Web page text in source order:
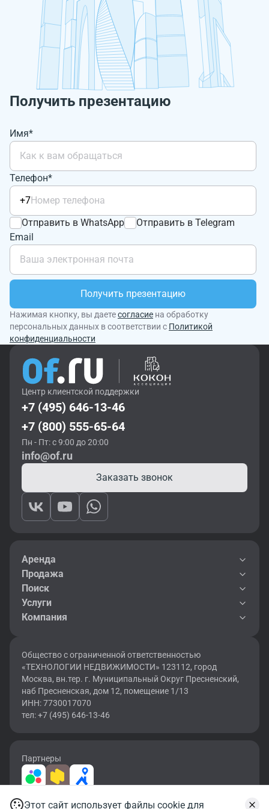
Получить презентацию
Имя*
Телефон*
+7
Отправить в WhatsApp
Отправить в Telegram
Email
Получить презентацию
Нажимая кнопку, вы даетесогласие на обработку
персональных данных в соответствии с Политикой
конфиденциальности
Центр клиентской поддержки
+7 (495) 646-13-46
+7 (800) 555-65-64
Пн - Пт: с 9:00 до 20:00
info@of.ru
Заказать звонок
Аренда
Продажа
Поиск
Услуги
Компания
Общество с ограниченной ответственностью
«ТЕХНОЛОГИИ НЕДВИЖИМОСТИ» 123112, город
Москва, вн.тер. г. Муниципальный Округ Пресненский,
наб Пресненская, дом 12, помещение 1/13
ИНН: 7730017070
тел: +7 (495) 646-13-46
Партнеры
Этот сайт использует файлы cookie для